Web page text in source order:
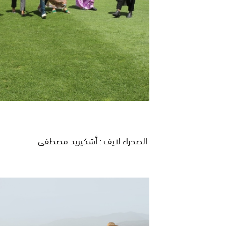
الصحراء لايف : أشكيريد مصطفى